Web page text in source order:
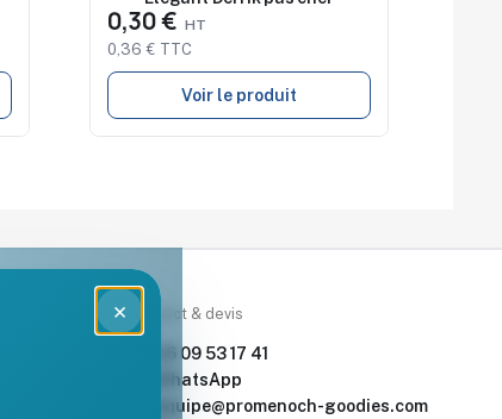
0,30 €
0,36 € TTC
Voir le produit
× Contact & devis
06 09 53 17 41
WhatsApp
equipe@promenoch-goodies.com